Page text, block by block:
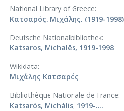
National Library of Greece
Κατσαρός, Μιχάλης, (1919-1998)
Deutsche Nationalbibliothek
Katsaros, Michalēs, 1919-1998
Wikidata
Μιχάλης Κατσαρός
Bibliothèque Nationale de France
Katsarós, Michális, 1919-....